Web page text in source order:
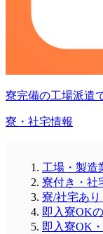
寮完備の工場派遣
寮・社宅情報
工場・製造
寮付き・社
寮/社宅あ
即入寮OK
即入寮OK